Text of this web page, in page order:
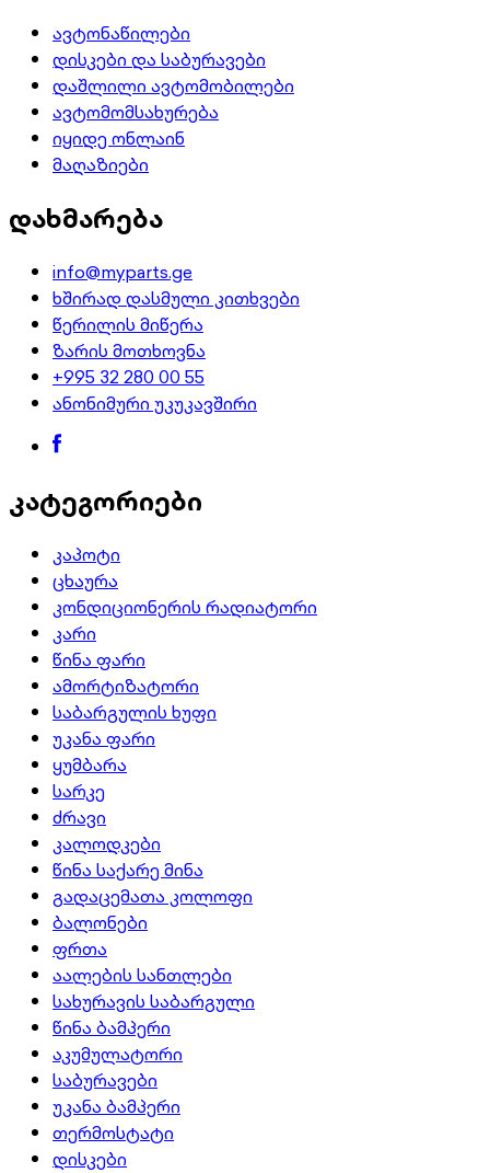
ავტონაწილები
დისკები და საბურავები
დაშლილი ავტომობილები
ავტომომსახურება
იყიდე ონლაინ
მაღაზიები
დახმარება
info@myparts.ge
ხშირად დასმული კითხვები
წერილის მიწერა
ზარის მოთხოვნა
+995 32 280 00 55
ანონიმური უკუკავშირი
კატეგორიები
კაპოტი
ცხაურა
კონდიციონერის რადიატორი
კარი
წინა ფარი
ამორტიზატორი
საბარგულის ხუფი
უკანა ფარი
ყუმბარა
სარკე
ძრავი
კალოდკები
წინა საქარე მინა
გადაცემათა კოლოფი
ბალონები
ფრთა
აალების სანთლები
სახურავის საბარგული
წინა ბამპერი
აკუმულატორი
საბურავები
უკანა ბამპერი
თერმოსტატი
დისკები